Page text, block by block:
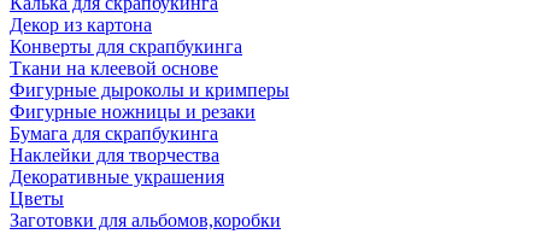
Декор из картона
Конверты для скрапбукинга
Ткани на клеевой основе
Фигурные дыроколы и кримперы
Фигурные ножницы и резаки
Бумага для скрапбукинга
Наклейки для творчества
Декоративные украшения
Цветы
Заготовки для альбомов,коробки